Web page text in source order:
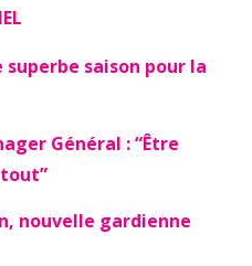
superbe saison pour la
Général : “Être
nouvelle gardienne